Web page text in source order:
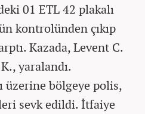
01 ETL 42 plakalı
kontrolünden çıkıp
Kazada, Levent C.
yaralandı.
üzerine bölgeye polis,
sevk edildi. İtfaiye